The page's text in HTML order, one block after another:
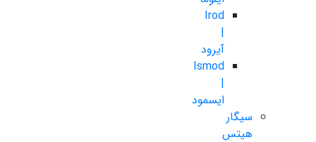
Irod
|
آیرود
Ismod
|
ایسمود
سیگار
هیتس